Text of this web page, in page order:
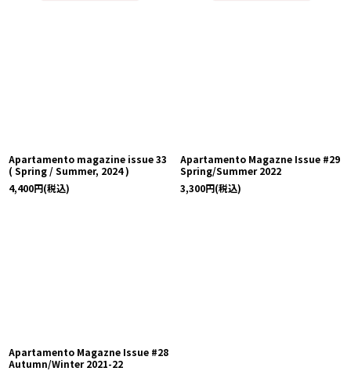
Apartamento magazine issue 33
( Spring / Summer, 2024 )
4,400円(税込)
Apartamento Magazne Issue #29
Spring/Summer 2022
3,300円(税込)
Apartamento Magazne Issue #28
Autumn/Winter 2021-22